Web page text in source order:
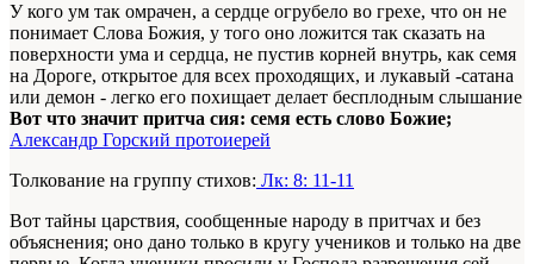
У кого ум так омрачен, а сердце огрубело во грехе, что он не
понимает Слова Божия, у того оно ложится так сказать на
поверхности ума и сердца, не пустив корней внутрь, как семя
на Дороге, открытое для всех проходящих, и лукавый -сатана
или демон - легко его похищает делает бесплодным слышание
Вот что значит притча сия: семя есть слово Божие;
Александр Горский протоиерей
Толкование на группу стихов: Лк: 8: 11-11
Вот тайны царствия, сообщенные народу в притчах и без
объяснения; оно дано только в кругу учеников и только на две